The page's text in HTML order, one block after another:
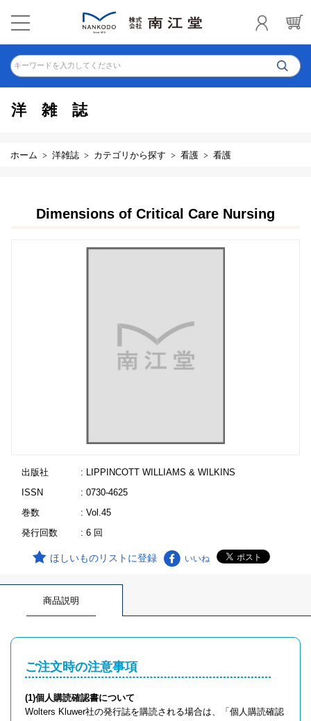
キーワードを入力してください
洋雑誌
ホーム 洋雑誌 カテゴリから探す 看護 看護
Dimensions of Critical Care Nursing
出版社
: LIPPINCOTT WILLIAMS & WILKINS
ISSN
: 0730-4625
巻数
: Vol.45
発行回数
: 6 回
ほしいものリストに登録 いいね
商品説明
ご注文時の注意事項
(1)個人購読確認書について
Wolters Kluwer社の発行誌を購読される場合は、「個人購読確認